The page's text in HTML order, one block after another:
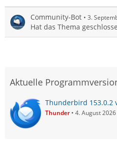
Community-Bot 3.
Hat das Thema
Aktuelle
Thunderbird 153.0.2
Thunder 4. August